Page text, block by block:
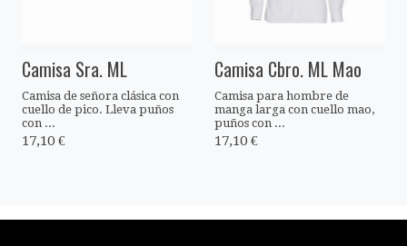
Camisa Sra. ML
Camisa de señora clásica con
cuello de pico. Lleva puños
con ...
17,10 €
Camisa Cbro. ML Mao
Camisa para hombre de
manga larga con cuello mao,
puños con ...
17,10 €